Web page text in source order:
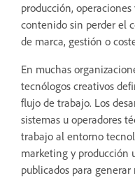
producción,
contenido sin perder el
de marca, gestión o
En muchas
tecnólogos creativos
flujo de trabajo. Los
sistemas u operadores
trabajo al entorno
marketing y producción
publicados para generar